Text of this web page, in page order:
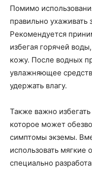
Помимо
правильно ухаживать
Рекомендуется
избегая горячей
кожу. После водных
увлажняющее
удержать влагу.
Также важно
которое может
симптомы экземы.
использовать
специально